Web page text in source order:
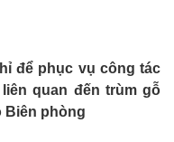
để phục vụ công tác
quan đến trùm gỗ
Biên phòng